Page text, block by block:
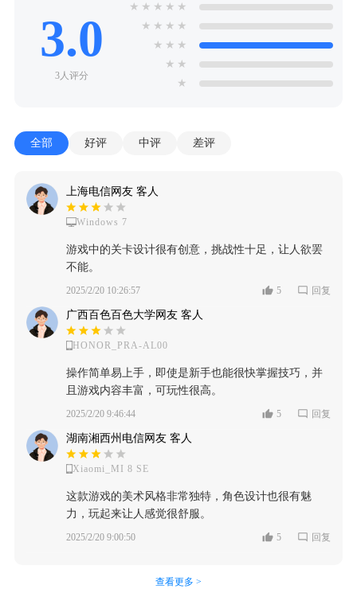
3.0
3人评分
★ ★ ★ ★ ★
★ ★ ★ ★
★ ★ ★
★ ★
★
全部 好评 中评 差评
上海电信网友 客人
Windows 7
游戏中的关卡设计很有创意，挑战性十足，让人欲罢
不能。
2025/2/20 10:26:57 5 回复
广西百色百色大学网友 客人
HONOR_PRA-AL00
操作简单易上手，即使是新手也能很快掌握技巧，并
且游戏内容丰富，可玩性很高。
2025/2/20 9:46:44 5 回复
湖南湘西州电信网友 客人
Xiaomi_MI 8 SE
这款游戏的美术风格非常独特，角色设计也很有魅
力，玩起来让人感觉很舒服。
2025/2/20 9:00:50 5 回复
查看更多 >